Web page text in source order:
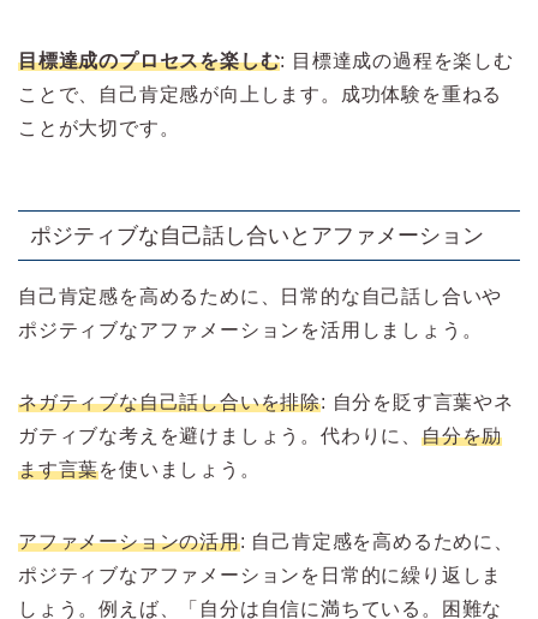
目標達成のプロセスを楽しむ: 目標達成の過程を楽しむ
ことで、自己肯定感が向上します。成功体験を重ねる
ことが大切です。
ポジティブな自己話し合いとアファメーション
自己肯定感を高めるために、日常的な自己話し合いや
ポジティブなアファメーションを活用しましょう。
ネガティブな自己話し合いを排除: 自分を貶す言葉やネ
ガティブな考えを避けましょう。代わりに、 自分を励
ます言葉を使いましょう。
アファメーションの活用: 自己肯定感を高めるために、
ポジティブなアファメーションを日常的に繰り返しま
しょう。例えば、「自分は自信に満ちている。困難な